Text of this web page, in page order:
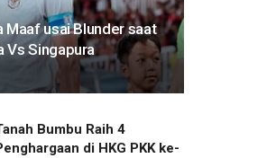
Maaf usai Blunder saat
Vs Singapura
Bumbu Raih 4
di HKG PKK ke-